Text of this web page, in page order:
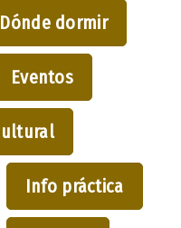
Dónde dormir
Eventos
Info práctica